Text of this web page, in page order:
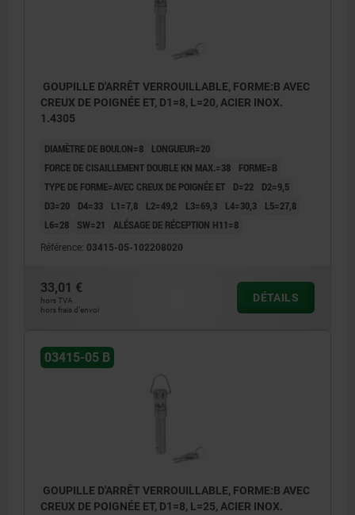
GOUPILLE D'ARRÊT VERROUILLABLE, FORME:B AVEC
CREUX DE POIGNÉE ET, D1=8, L=20, ACIER INOX.
1.4305
DIAMÈTRE DE BOULON=8
LONGUEUR=20
FORCE DE CISAILLEMENT DOUBLE KN MAX.=38
FORME=B
TYPE DE FORME=AVEC CREUX DE POIGNÉE ET
D=22
D2=9,5
D3=20
D4=33 L1=7,8 L2=49,2 L3=69,3 L4=30,3
L5=27,8
L6=28
SW=21 ALÉSAGE DE RÉCEPTION H11=8
Référence: 03415-05-102208020
33,01 €
hors TVA
hors frais d’envoi
DÉTAILS
03415-05 B
GOUPILLE D'ARRÊT VERROUILLABLE, FORME:B AVEC
CREUX DE POIGNÉE ET, D1=8, L=25, ACIER INOX.